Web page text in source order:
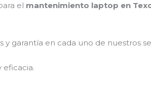
el mantenimiento laptop en
garantía en cada uno de nuestros
eficacia.